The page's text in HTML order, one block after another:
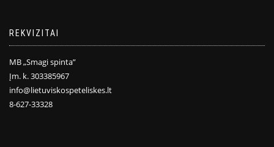
REKVIZITAI
MB „Smagi spinta”
Įm. k. 303385967
info@lietuviskospeteliskes.lt
8-627-33328